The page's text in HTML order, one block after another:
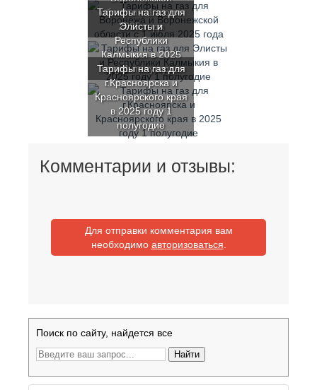
области с 1 июля
2025 года
Тарифы на газ для
Элисты и
Республики
Калмыкия в 2025
году 1 полугодие
Тарифы на газ для
г.Красноярска и
Красноярского края
в 2025 году 1
полугодие
Комментарии и отзывы:
Для отправки комментария вам
необходимо авторизоваться
Поиск по сайту, найдется все
Найти